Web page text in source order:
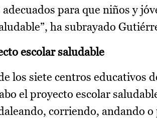
para que niños y
ha subrayado
escolar saludable
los siete centros educativos
el proyecto escolar
corriendo, andando